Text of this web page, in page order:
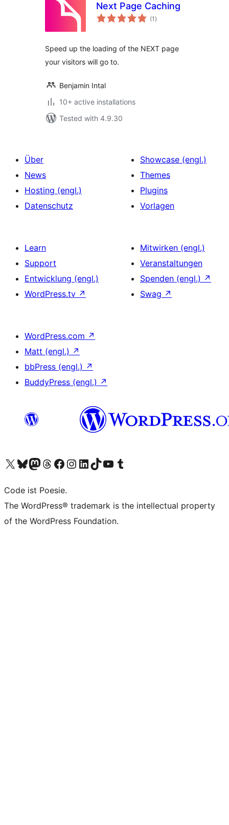
Next Page Caching
(1 total
ratings
)
Speed up the loading of the NEXT page
your visitors will go to.
Benjamin Intal
10+ active installations
Tested with 4.9.30
Über
News
Hosting (engl.)
Datenschutz
Showcase (engl.)
Themes
Plugins
Vorlagen
Learn
Support
Entwicklung (engl.)
WordPress.tv ↗
Mitwirken (engl.)
Veranstaltungen
Spenden (engl.) ↗
Swag ↗
WordPress.com ↗
Matt (engl.) ↗
bbPress (engl.) ↗
BuddyPress (engl.) ↗
Das X-Konto (früher Twitter) von WordPress.org besuchen
Das Bluesky-Konto von WordPress.org besuchen
Das Mastodon-Konto von WordPress.org besuchen
Das Threads-Konto von WordPress.org besuchen
Die Facebook-Seite von WordPress.org besuchen
Das Instagram-Konto von WordPress.org besuchen
Das LinkedIn-Konto von WordPress.org besuchen
Das TikTok-Konto von WordPress.org besuchen
Den YouTube-Kanal von WordPress.org besuchen
Das Tumblr-Konto von WordPress.org besuchen
Code ist Poesie.
The WordPress® trademark is the intellectual property
of the WordPress Foundation.